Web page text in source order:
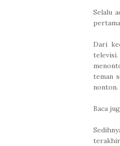
Selalu
Dari
teman
nonton.
Baca